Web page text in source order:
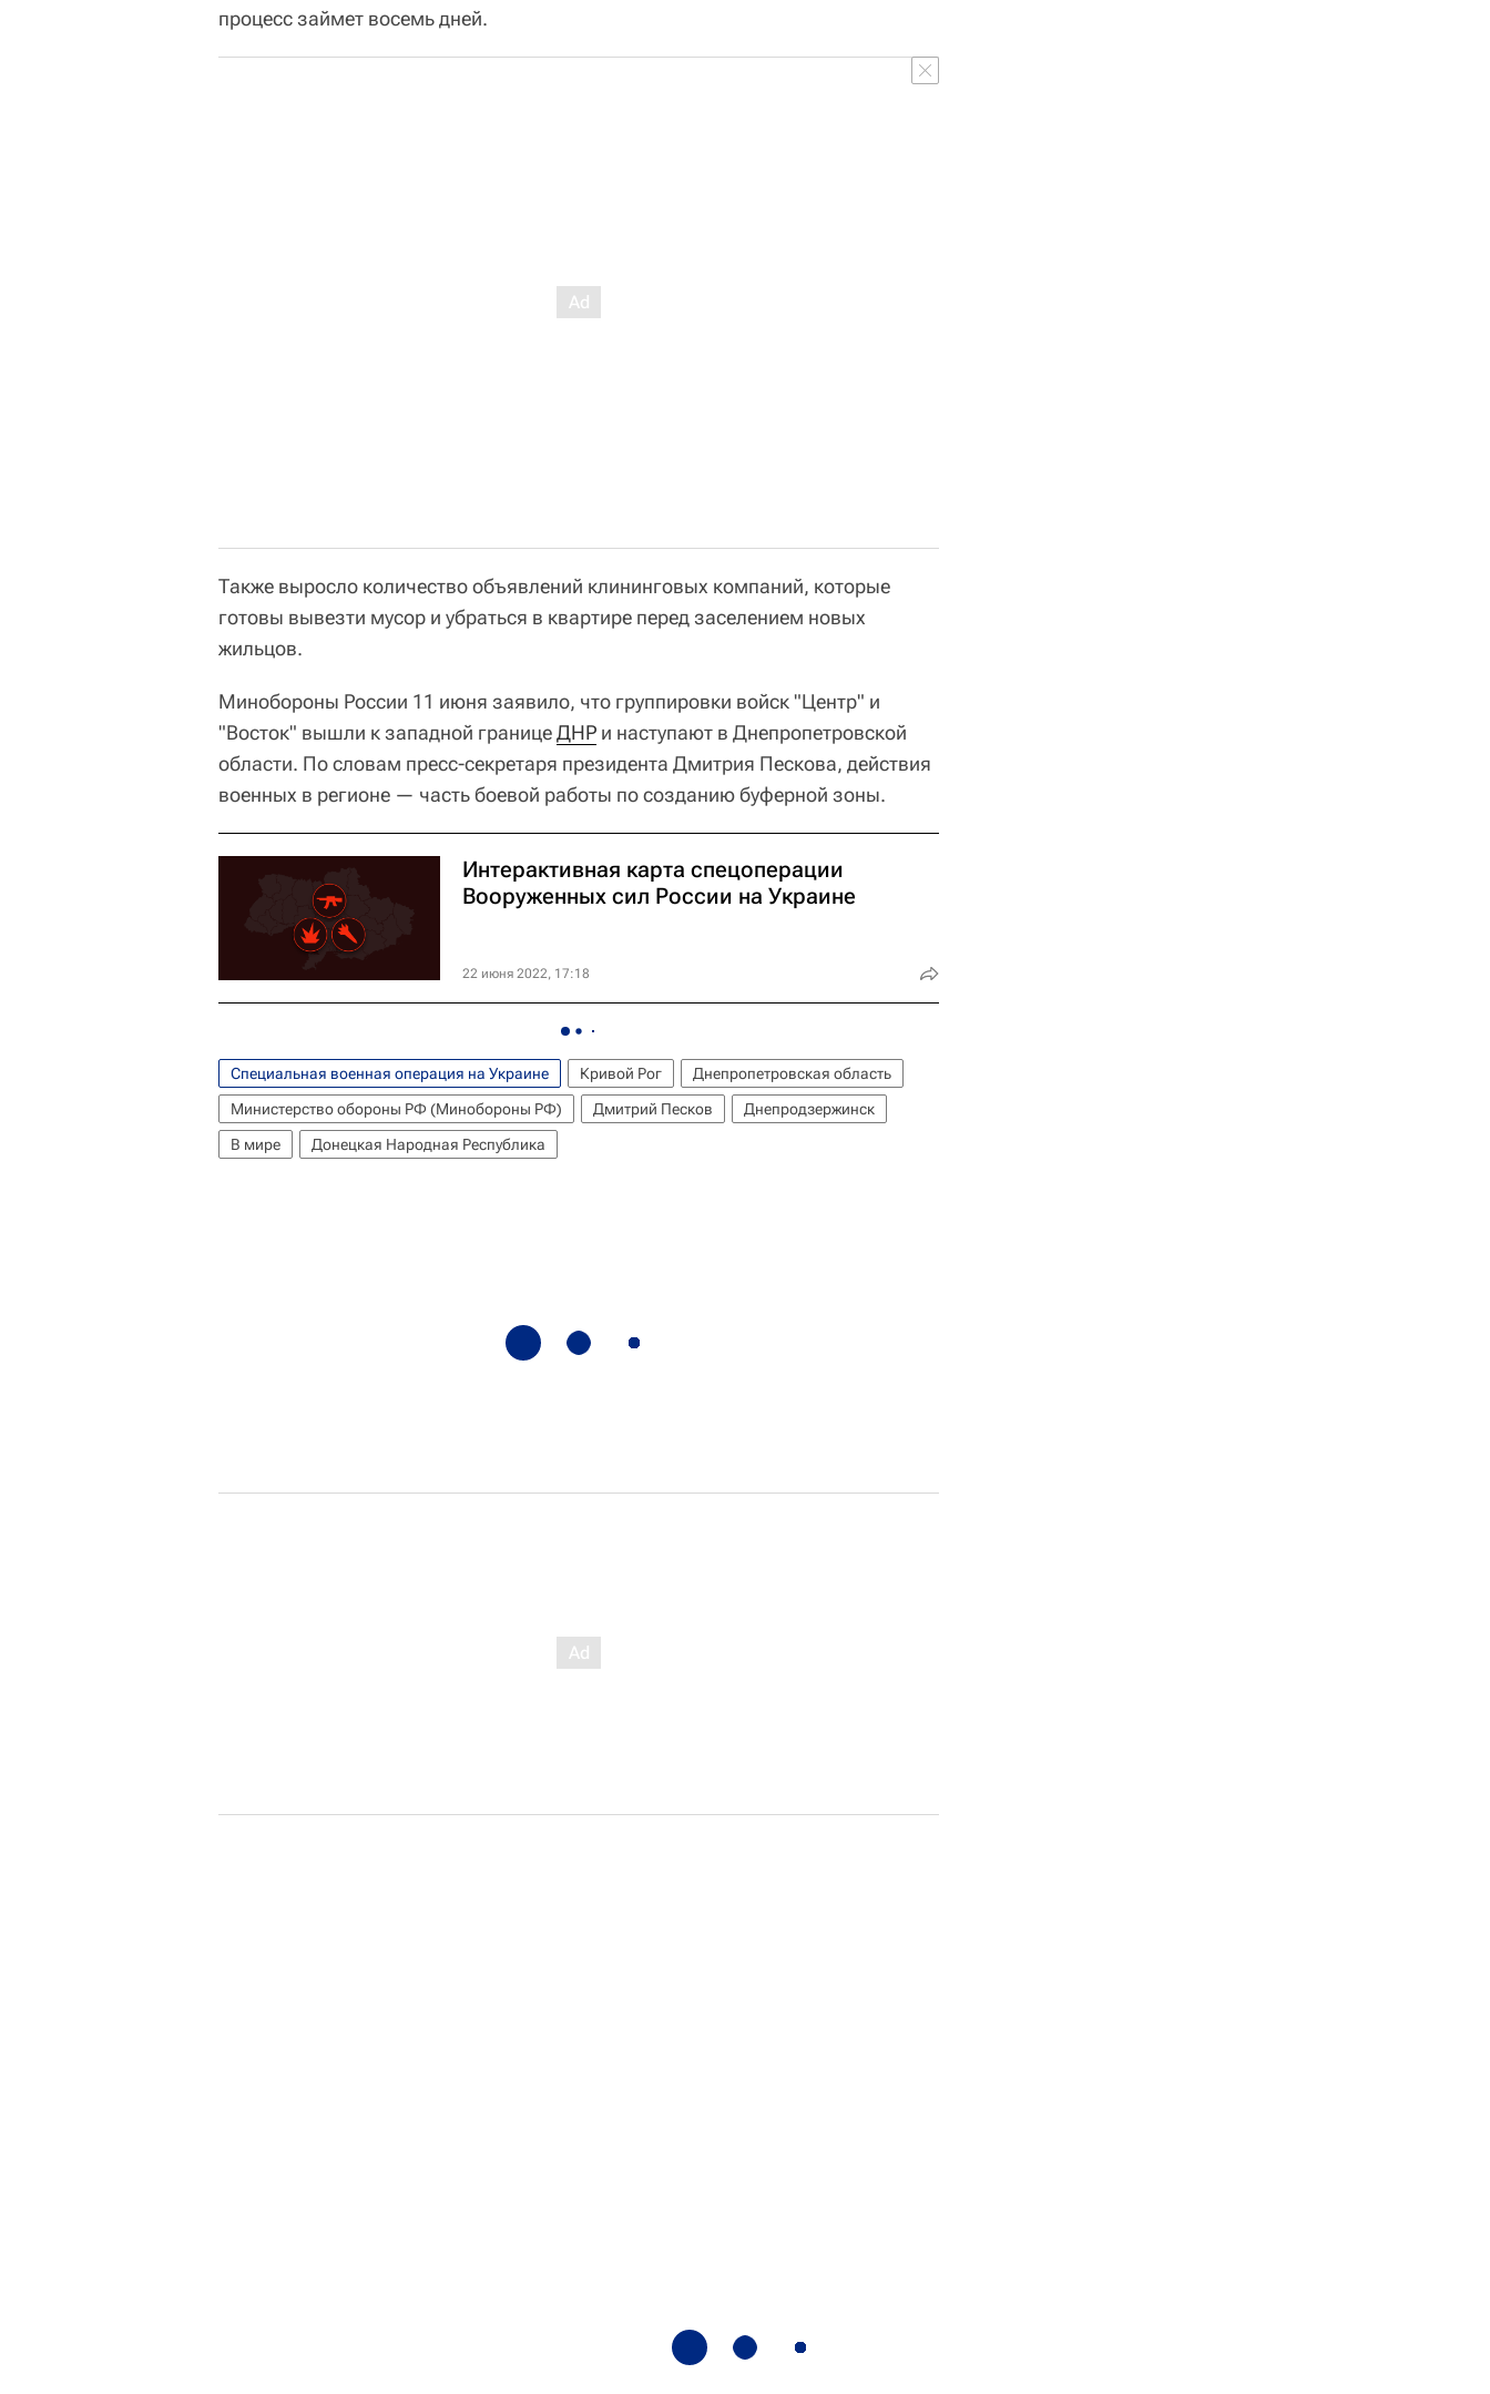
процесс займет восемь дней.
Также выросло количество объявлений клининговых компаний, которые
готовы вывезти мусор и убраться в квартире перед заселением новых
жильцов.
Минобороны России 11 июня заявило, что группировки войск "Центр" и
"Восток" вышли к западной границеДНР и наступают в Днепропетровской
области. По словам пресс-секретаря президента Дмитрия Пескова, действия
военных в регионе — часть боевой работы по созданию буферной зоны.
Интерактивная карта спецоперации
Вооруженных сил России на Украине
22 июня 2022, 17:18
Специальная военная операция на Украине Кривой Рог
Днепропетровская область
Министерство обороны РФ (Минобороны РФ)
Дмитрий Песков
Днепродзержинск
В мире
Донецкая Народная Республика